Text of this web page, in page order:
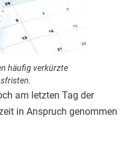
häufig verkürzte
am letzten Tag der
in Anspruch genommen